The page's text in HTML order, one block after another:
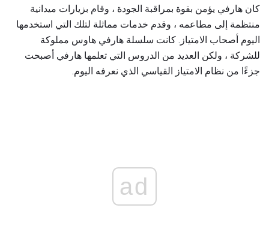
كان هارفي يؤمن بقوة بمراقبة الجودة ، وقام بزيارات ميدانية
منتظمة إلى مطاعمه ، وقدم خدمات مماثلة لتلك التي استخدمها
اليوم أصحاب الامتياز. كانت سلسلة هارفي هاوس مملوكة
للشركة ، ولكن العديد من الدروس التي تعلمها هارفي أصبحت
جزءًا من نظام الامتياز القياسي الذي نعرفه اليوم.
ad